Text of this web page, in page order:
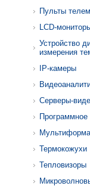
Пульты
LCD-
Устройство
измерения
IP-камеры
Серверы-
Программное
Термокожухи
Тепловизоры